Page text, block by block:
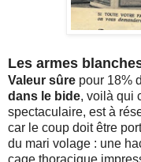
Les armes
Valeur sûre pour 18%
dans le bide, voilà qui
spectaculaire, est à
car le coup doit être
du mari volage : une
cage thoracique